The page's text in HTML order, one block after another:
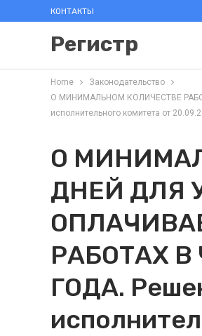
КОНТАКТЫ
Регистр
Home
Законодательство
О МИНИМАЛЬНОМ КОЛИЧЕСТВЕ
исполнительного комитета от
О
ДНЕЙ ДЛЯ
РАБОТАХ В
ГОДА.